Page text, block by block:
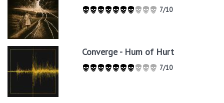
7/10
Converge - Hum of Hurt
7/10